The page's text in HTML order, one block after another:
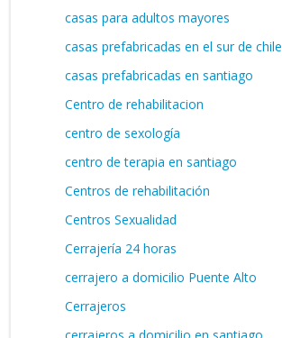
casas para adultos mayores
casas prefabricadas en el sur de chile
casas prefabricadas en santiago
Centro de rehabilitacion
centro de sexología
centro de terapia en santiago
Centros de rehabilitación
Centros Sexualidad
Cerrajería 24 horas
cerrajero a domicilio Puente Alto
Cerrajeros